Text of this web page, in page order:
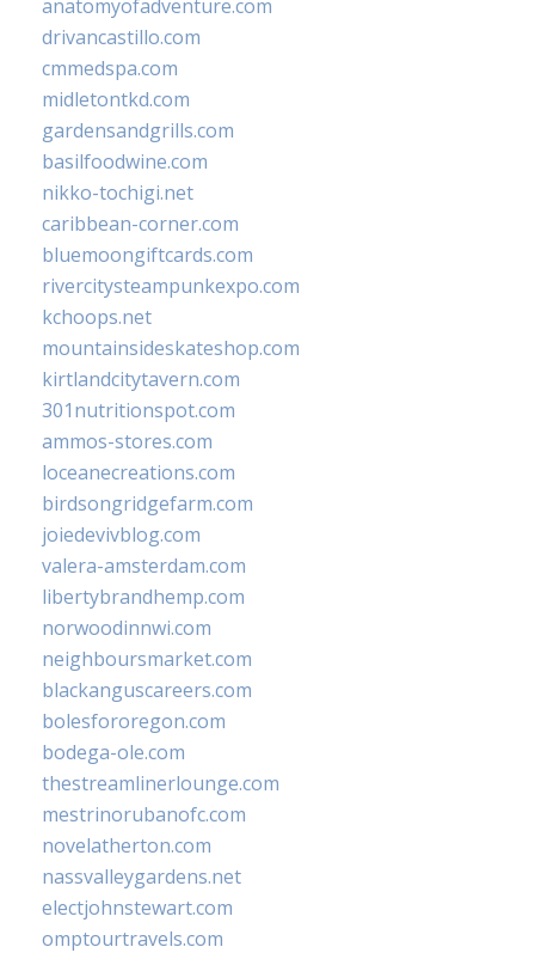
anatomyofadventure.com
drivancastillo.com
cmmedspa.com
midletontkd.com
gardensandgrills.com
basilfoodwine.com
nikko-tochigi.net
caribbean-corner.com
bluemoongiftcards.com
rivercitysteampunkexpo.com
kchoops.net
mountainsideskateshop.com
kirtlandcitytavern.com
301nutritionspot.com
ammos-stores.com
loceanecreations.com
birdsongridgefarm.com
joiedevivblog.com
valera-amsterdam.com
libertybrandhemp.com
norwoodinnwi.com
neighboursmarket.com
blackanguscareers.com
bolesfororegon.com
bodega-ole.com
thestreamlinerlounge.com
mestrinorubanofc.com
novelatherton.com
nassvalleygardens.net
electjohnstewart.com
omptourtravels.com